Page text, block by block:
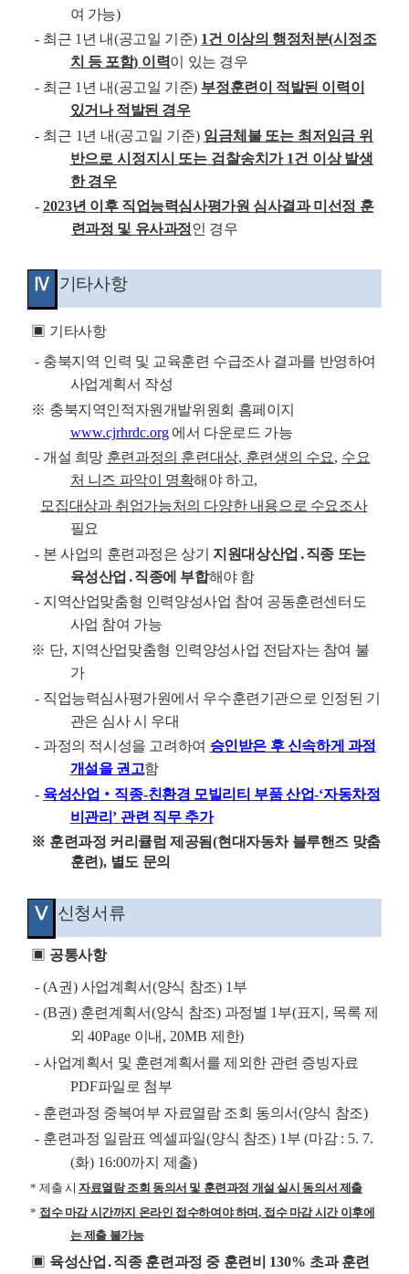
여 가능)
- 최근 1년 내(공고일 기준) 1건 이상의 행정처분(시정조
치 등 포함) 이력이 있는 경우
- 최근 1 년 내(공고일 기준) 부정훈련이 적발된 이력이
있거나 적발된 경우
- 최근 1 년 내(공고일 기준) 임금체불 또는 최저임금 위
반으로 시정지시 또는 검찰송치가 1건 이상 발생
한 경우
- 2023년 이후 직업능력심사평가원 심사결과 미선정 훈
련과정 및 유사과정인 경우
Ⅳ 기타사항
▣ 기타사항
- 충북지역 인력 및 교육훈련 수급조사 결과를 반영하여
사업계획서 작성
※ 충북지역인적자원개발위원회 홈페이지
www.cjrhrdc.org 에서 다운로드 가능
- 개설 희망 훈련과정의 훈련대상, 훈련생의 수요, 수요
처 니즈 파악이 명확해야 하고,
모집대상과 취업가능처의 다양한 내용으로 수요조사
필요
- 본 사업의 훈련과정은 상기 지원대상산업 ․직종 또는
육성산업 ․직종에 부합해야 함
- 지역산업맞춤형 인력양성사업 참여 공동훈련센터도
사업 참여 가능
※ 단, 지역산업맞춤형 인력양성사업 전담자는 참여 불
가
- 직업능력심사평가원에서 우수훈련기관으로 인정된 기
관은 심사 시 우대
- 과정의 적시성을 고려하여 승인받은 후 신속하게 과정
개설을 권고함
- 육성산업 ‧ 직종-친환경 모빌리티 부품 산업-‘자동차정
비관리 ’ 관련 직무 추가
※ 훈련과정 커리큘럼 제공됨(현대자동차 블루핸즈 맞춤
훈련), 별도 문의
Ⅴ 신청서류
▣ 공통사항
- (A권) 사업계획서(양식 참조) 1 부
- (B권) 훈련계획서(양식 참조) 과정별 1 부(표지 , 목록 제
외 40Page 이내 , 20MB 제한)
- 사업계획서 및 훈련계획서를 제외한 관련 증빙자료
PDF파일로 첨부
- 훈련과정 중복여부 자료열람 조회 동의서(양식 참조)
- 훈련과정 일람표 엑셀파일(양식 참조) 1 부(마감 : 5. 7.
(화) 16:00까지 제출)
* 제출 시자료열람 조회 동의서 및 훈련과정 개설 실시 동의서 제출
* 접수 마감 시간까지 온라인 접수하여야 하며, 접수 마감 시간 이후에
는 제출 불가능
▣ 육성산업 ․직종 훈련과정 중 훈련비 130% 초과 훈련